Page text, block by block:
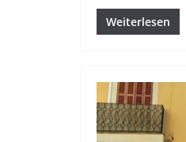
Weiterlesen